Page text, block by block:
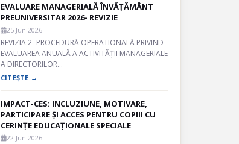
EVALUARE MANAGERIALĂ ÎNVĂȚĂMÂNT
PREUNIVERSITAR 2026- REVIZIE
25 Jun 2026
REVIZIA 2 -PROCEDURĂ OPERATIONALĂ PRIVIND
EVALUAREA ANUALĂ A ACTIVITĂȚII MANAGERIALE
A DIRECTORILOR…
CITEȘTE →
IMPACT-CES: INCLUZIUNE, MOTIVARE,
PARTICIPARE ȘI ACCES PENTRU COPIII CU
CERINȚE EDUCAȚIONALE SPECIALE
22 Jun 2026